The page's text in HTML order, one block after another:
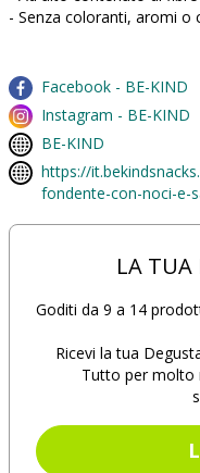
- Senza coloranti, aromi o
Facebook - BE-KIND
Instagram - BE-KIND
BE-KIND
https://
fondente-con-noci-e-
LA TUA
Goditi da 9 a 14
Ricevi la tua
Tutto per molto